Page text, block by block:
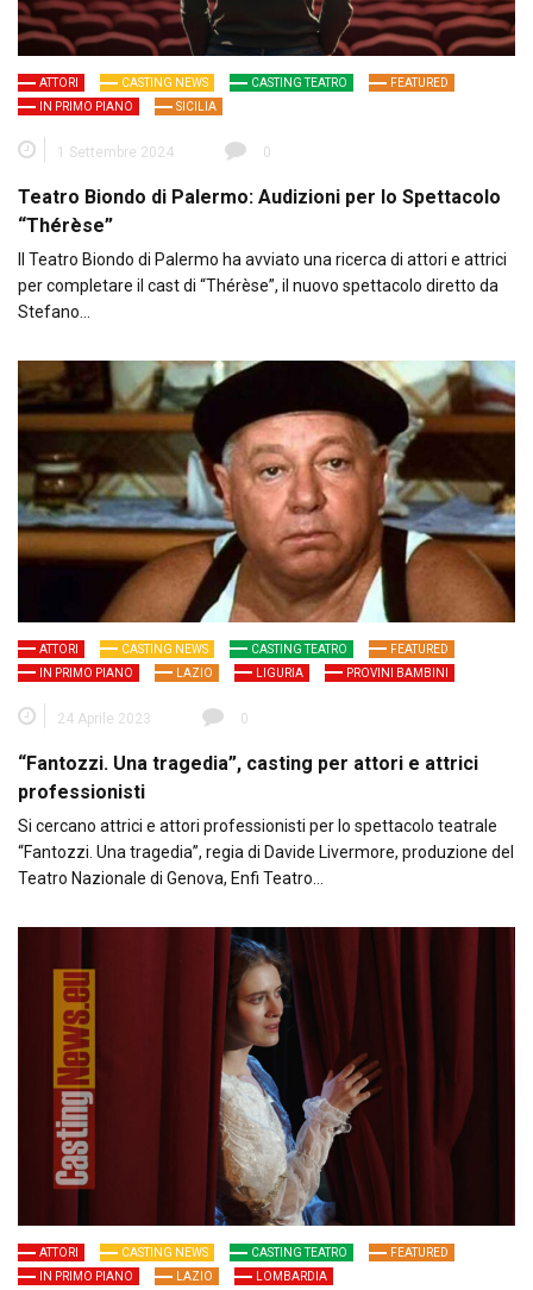
ATTORI CASTING NEWS CASTING TEATRO
FEATURED
IN PRIMO PIANO
SICILIA
1 Settembre 2024 0
Teatro Biondo di Palermo: Audizioni per lo Spettacolo
“Thérèse”
Il Teatro Biondo di Palermo ha avviato una ricerca di attori e attrici
per completare il cast di “Thérèse”, il nuovo spettacolo diretto da
Stefano…
ATTORI CASTING NEWS CASTING TEATRO
FEATURED
IN PRIMO PIANO
LAZIO LIGURIA PROVINI BAMBINI
24 Aprile 2023 0
“Fantozzi. Una tragedia”, casting per attori e attrici
professionisti
Si cercano attrici e attori professionisti per lo spettacolo teatrale
“Fantozzi. Una tragedia”, regia di Davide Livermore, produzione del
Teatro Nazionale di Genova, Enfi Teatro…
ATTORI CASTING NEWS CASTING TEATRO
FEATURED
IN PRIMO PIANO
LAZIO LOMBARDIA